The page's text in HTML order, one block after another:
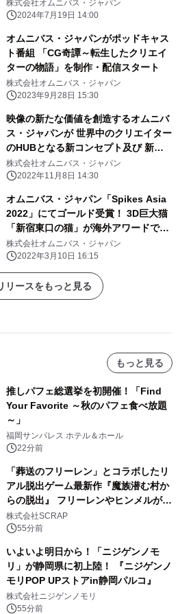
株式会社オムニバス・ジャパン
2024年7月19日 14:00
オムニバス・ジャパンがポッドキャス
ト番組 「CG奇譚～転生したクリエイ
ターの物語」を制作・配信スタート
株式会社オムニバス・ジャパン
2023年9月28日 15:30
映像の新たな価値を創造するオムニバ
ス・ジャパンが 世界中のクリエイター
のHUBとなる新コンセプト及び 新拠
点名「CREATORS HUB」を発表。 動
画配信サービスの作品に特化した テク
株式会社オムニバス・ジャパン
2022年11月8日 14:30
オムニバス・ジャパン「Spikes Asia
2022」にてゴールド受賞！ 3D巨大猫
「新宿東口の猫」が海外アワードで初
受賞
株式会社オムニバス・ジャパン
2022年3月10日 16:15
リースをもっと見る
もっと見る
推しパフェ総選挙を初開催！「Find
Your Favorite ～秋のパフェ食べ放題
～」
福岡サンパレス ホテル＆ホール
22分前
「葬送のフリーレン」とコラボしたリ
アル脱出ゲーム最新作『魔族潜む村か
らの脱出』 フリーレンやヒンメルが武
器を手に魔族を見据える描き下ろしメ
インビジュアル公開
株式会社SCRAP
55分前
いよいよ明日から！「ニジゲンノモ
リ」が静岡県に初上陸！ 『ニジゲンノ
モリPOP UPストアin静岡パルコ』
株式会社ニジゲンノモリ
55分前